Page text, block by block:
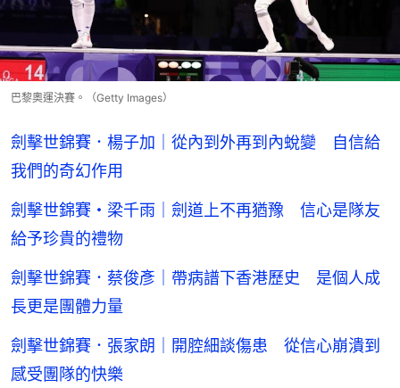
巴黎奧運決賽。（Getty Images）
劍擊世錦賽．楊子加｜從內到外再到內蛻變 自信給
我們的奇幻作用
劍擊世錦賽・梁千雨｜劍道上不再猶豫 信心是隊友
給予珍貴的禮物
劍擊世錦賽．蔡俊彥｜帶病譜下香港歷史 是個人成
長更是團體力量
劍擊世錦賽．張家朗｜開腔細談傷患 從信心崩潰到
感受團隊的快樂